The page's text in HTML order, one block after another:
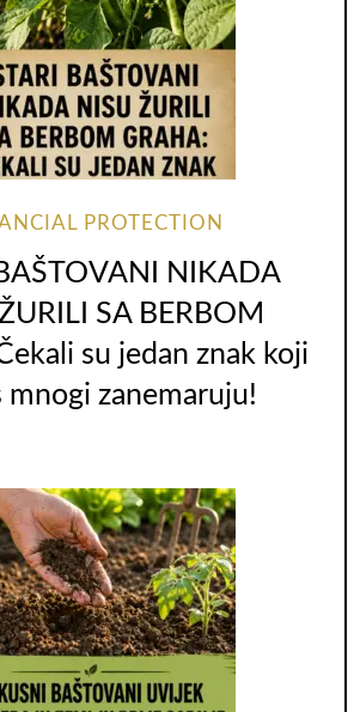
PROTECTION
NIKADA
SA BERBOM
su jedan znak koji
mnogi zanemaruju!